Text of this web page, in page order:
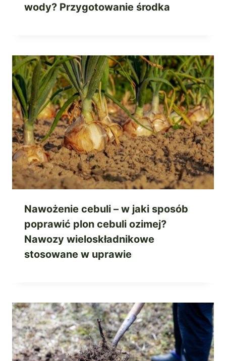
wody? Przygotowanie środka
Nawożenie cebuli – w jaki sposób
poprawić plon cebuli ozimej?
Nawozy wieloskładnikowe
stosowane w uprawie